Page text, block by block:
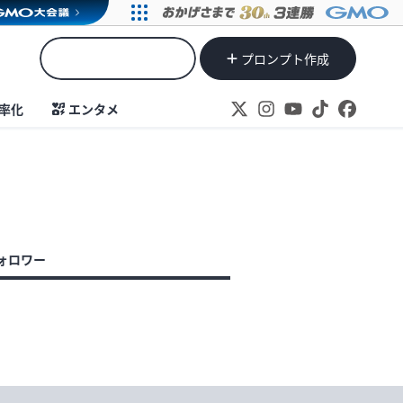
プロンプト作成
化 エンタメ
ロワー